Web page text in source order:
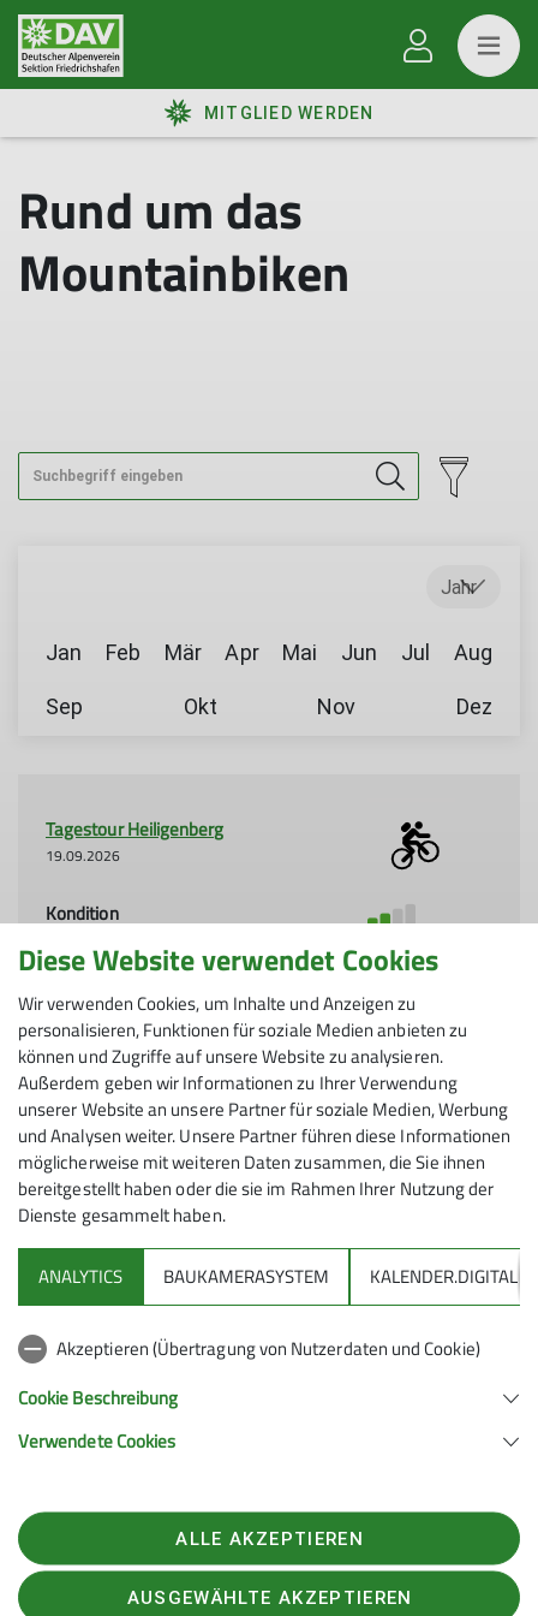
MITGLIED WERDEN
Rund um das
Mountainbiken
Jahr
Jan Feb Mär Apr Mai Jun Jul Aug
Sep Okt Nov Dez
Tagestour Heiligenberg
19.09.2026
Kondition
Technik
Organisation
Gerhard Maurer
Details
DAV Infos zu Bergsport allgemein
Deutscher Alpenverein (DAV) Friedrichshafen e.V.
Telefon +49754122361
Diese Website verwendet Cookies
Wir verwenden Cookies, um Inhalte und Anzeigen zu
personalisieren, Funktionen für soziale Medien anbieten zu
können und Zugriffe auf unsere Website zu analysieren.
Außerdem geben wir Informationen zu Ihrer Verwendung
unserer Website an unsere Partner für soziale Medien, Werbung
und Analysen weiter. Unsere Partner führen diese Informationen
möglicherweise mit weiteren Daten zusammen, die Sie ihnen
bereitgestellt haben oder die sie im Rahmen Ihrer Nutzung der
Dienste gesammelt haben.
ANALYTICS BAUKAMERASYSTEM KALENDER.DIGITAL
Akzeptieren (Übertragung von Nutzerdaten und Cookie)
Cookie Beschreibung
Verwendete Cookies
ALLE AKZEPTIEREN
AUSGEWÄHLTE AKZEPTIEREN